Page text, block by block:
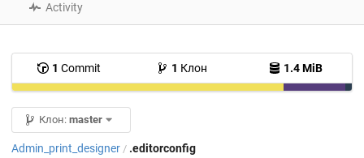
Activity
1 Commit 1 Клон 1.4 MiB
Клон: master
Admin_print_designer / .editorconfig